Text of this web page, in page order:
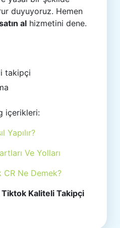
duyuyoruz. Hemen
al hizmetini dene.
takipçi
içerikleri:
Yapılır?
Ve Yolları
CR Ne Demek?
Tiktok Kaliteli Takipçi